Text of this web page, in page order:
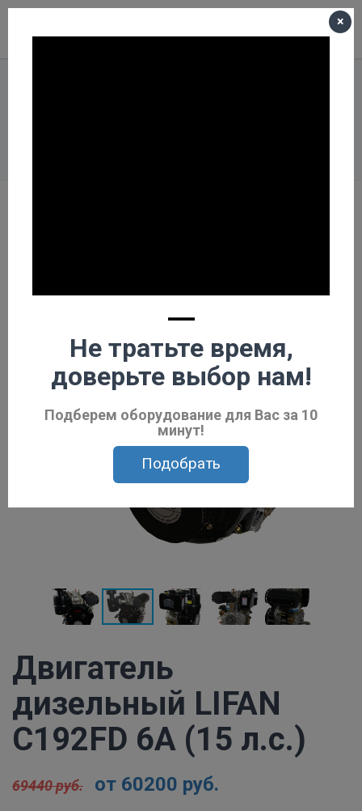
Двигатель
дизельный LIFAN
C192FD 6A (15 л.с.)
69440 руб. от 60200 руб.
×
—
Не тратьте время,
доверьте выбор нам!
Подберем оборудование для Вас за 10
минут!
Подобрать